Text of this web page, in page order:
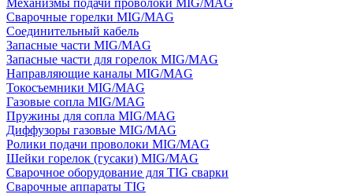
Механизмы подачи проволоки MIG/MAG
Сварочные горелки MIG/MAG
Соединительный кабель
Запасные части MIG/MAG
Запасные части для горелок MIG/MAG
Направляющие каналы MIG/MAG
Токосъемники MIG/MAG
Газовые сопла MIG/MAG
Пружины для сопла MIG/MAG
Диффузоры газовые MIG/MAG
Ролики подачи проволоки MIG/MAG
Шейки горелок (гусаки) MIG/MAG
Сварочное оборудование для TIG сварки
Сварочные аппараты TIG